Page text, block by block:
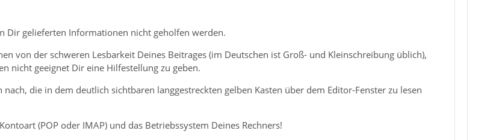
Dir gelieferten Informationen nicht geholfen werden.
von der schweren Lesbarkeit Deines Beitrages (im Deutschen ist Groß- und Kleinschreibung üblich),
nicht geeignet Dir eine Hilfestellung zu geben.
die in dem deutlich sichtbaren langgestreckten gelben Kasten über dem Editor-Fenster zu lesen
(POP oder IMAP) und das Betriebssystem Deines Rechners!